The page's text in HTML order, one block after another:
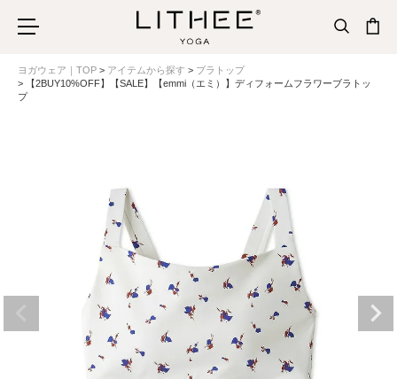
ヨガウェア｜TOP アイテムから探す
ブラトップ
【2BUY10%OFF】【SALE】【emmi（エミ）】ディフォームフラワーブラトッ
プ